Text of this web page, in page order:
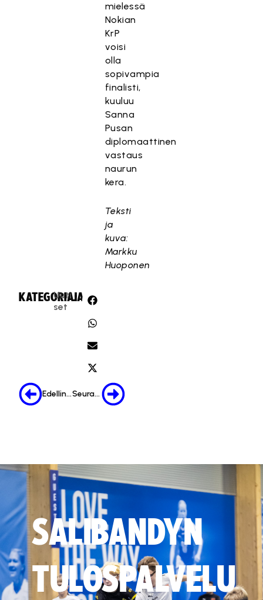
mielessä
Nokian
KrP
voisi
olla
sopivampia
finalisti,
kuuluu
Sanna
Pusan
diplomaattinen
vastaus
naurun
kera.
Teksti
ja
kuva:
Markku
Huoponen
KATEGORIA:
Uuti
set
JAA:
Edellinen Seuraava
SALIBANDYN
TULOSPALVELU